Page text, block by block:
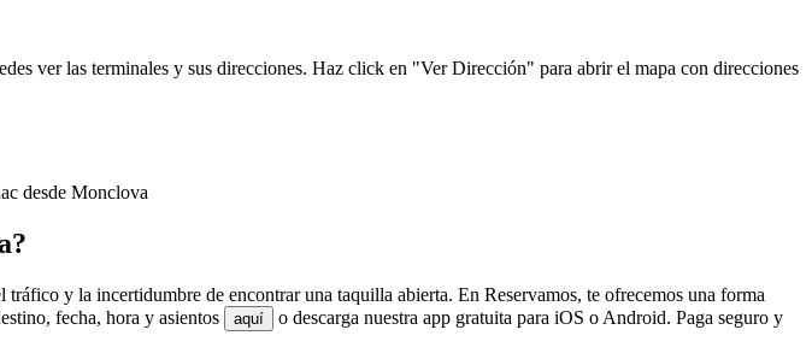
ver las terminales y sus direcciones. Haz click en "Ver Dirección" para abrir el mapa con direcciones
desde Monclova
y la incertidumbre de encontrar una taquilla abierta. En Reservamos, te ofrecemos una forma
fecha, hora y asientos
aquí
o descarga nuestra app gratuita para iOS o Android. Paga seguro y